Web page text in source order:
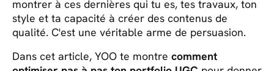
montrer à ces dernières qui tu es, tes travaux, ton
style et ta capacité à créer des contenus de
qualité. C'est une véritable arme de persuasion.
Dans cet article, YOO te montre comment